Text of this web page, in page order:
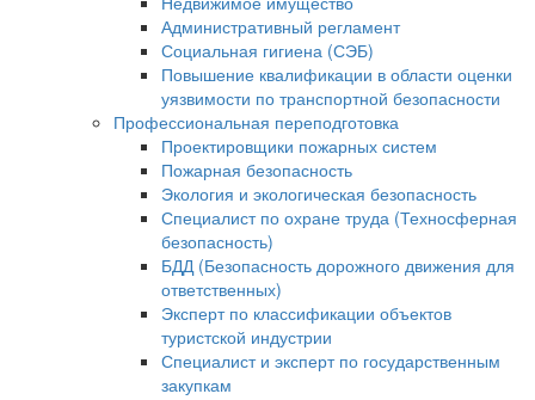
Административный регламент
Социальная гигиена (СЭБ)
Повышение квалификации в области оценки
уязвимости по транспортной безопасности
Профессиональная переподготовка
Проектировщики пожарных систем
Пожарная безопасность
Экология и экологическая безопасность
Специалист по охране труда (Техносферная
безопасность)
БДД (Безопасность дорожного движения для
ответственных)
Эксперт по классификации объектов
туристской индустрии
Специалист и эксперт по государственным
закупкам